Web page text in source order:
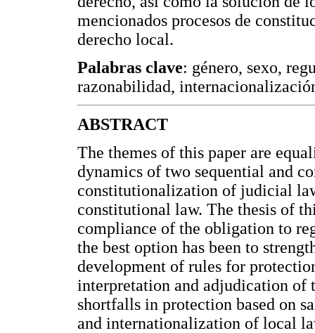
mencionados procesos de
derecho local.
Palabras clave: género, sexo,
razonabilidad,
ABSTRACT
The themes of this paper are
dynamics of two sequential and
constitutionalization of judicial
constitutional law. The thesis of
compliance of the obligation to
the best option has been to
development of rules for
interpretation and adjudication of
shortfalls in protection based on
and internationalization of local